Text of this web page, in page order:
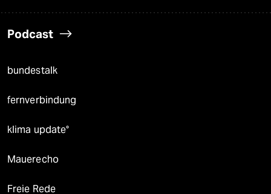
Podcast
bundestalk
fernverbindung
klima update°
Mauerecho
Freie Rede